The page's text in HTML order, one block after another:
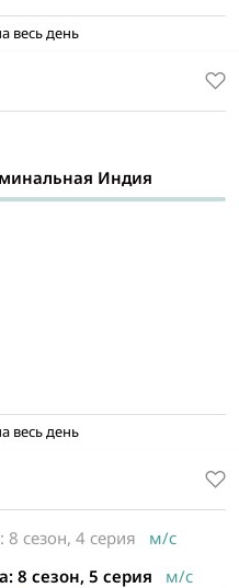
весь день
Индия
весь день
сезон, 4 серия м/с
8 сезон, 5 серия м/с